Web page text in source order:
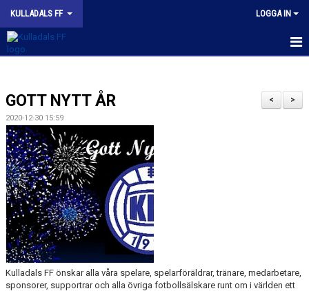
KULLADALS FF LOGGA IN
OM KLUBBEN
NYHETER
KONTAKT
INFORMATION MED POLICY
DOKUMENT
BILDGALLERI
MATCHER
>
<
GOTT NYTT ÅR
2020-12-30 15:59
Kulladals FF önskar alla våra spelare, spelarföräldrar, tränare, medarbetare,
sponsorer, supportrar och alla övriga fotbollsälskare runt om i världen ett